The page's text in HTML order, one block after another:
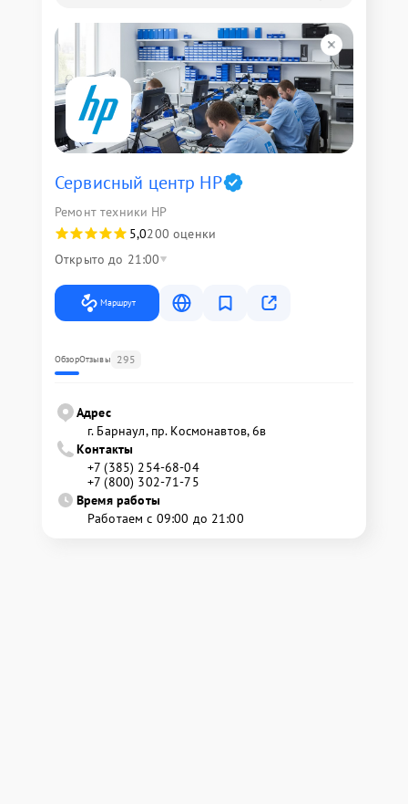
Сервисный центр HP
Ремонт техники HP
5,0200 оценки
Открыто до 21:00
Маршрут
ОбзорОтзывы 295
Адрес
г. Барнаул, ​пр. Космонавтов, 6в
Контакты
+7 (385) 254-68-04
+7 (800) 302-71-75
Время работы
Работаем с 09:00 до 21:00